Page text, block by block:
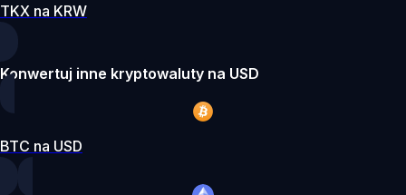
TKX na KRW
Konwertuj inne kryptowaluty na USD
BTC na USD